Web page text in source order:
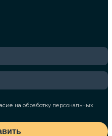
наобработку персональных